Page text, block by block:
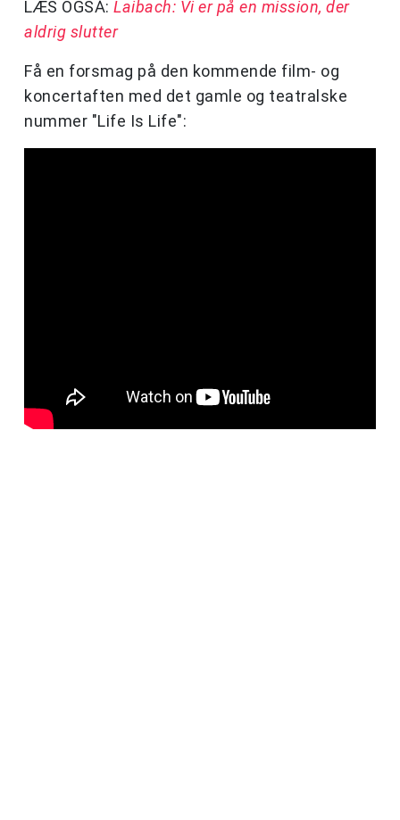
LÆS OGSÅ: Laibach: Vi er på en mission, der
aldrig slutter
Få en forsmag på den kommende film- og
koncertaften med det gamle og teatralske
nummer "Life Is Life":